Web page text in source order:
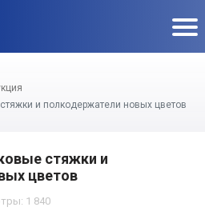
и полкодержатели новых цветов
стяжки и
цветов
1 840